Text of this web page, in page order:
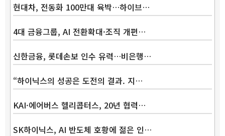
현대차, 전동화 100만대 육박…하이브…
4대 금융그룹, AI 전환확대·조직 개편…
신한금융, 롯데손보 인수 유력…비은행…
“하이닉스의 성공은 도전의 결과. 지…
KAI·에어버스 헬리콥터스, 20년 협력…
SK하이닉스, AI 반도체 호황에 젊은 인…